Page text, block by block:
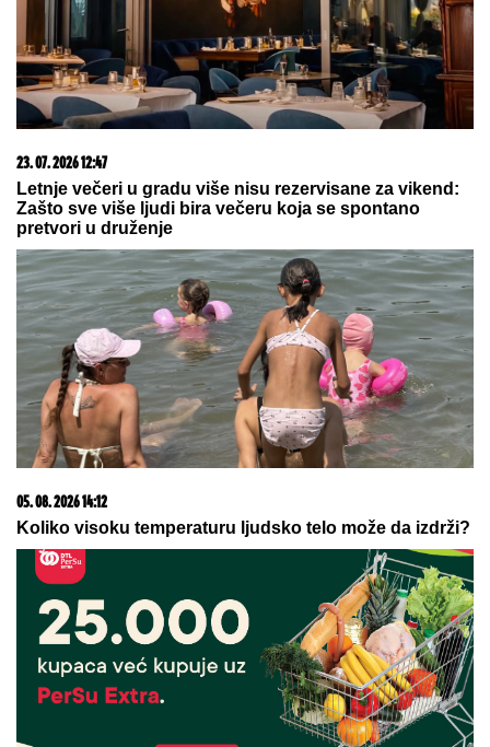
PAKAO NAZEMLjI! Gledajte kako Su-34 bombarduje
militante u Harkovu (VIDEO)
U Indiji su temperature iznad 32
stepena uobičajene: Ovaj stari
metod olakšava vrele dane - kuća se
rashladi za sekund
Patolozi koji su radili OBDUKCIJU
raspadalo, a evo šta su mu pronašli
u želucu
by Aklamator
07. 08. 2026 09:14
Сазнања „Политике”: Црна Гора следећа у војном
савезу Загреба, Тиране и Приштине